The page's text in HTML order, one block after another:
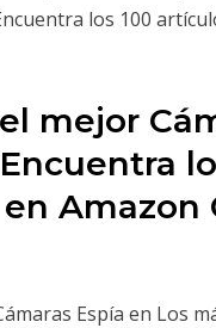
los 100
mejor
Amazon
Espía en Los